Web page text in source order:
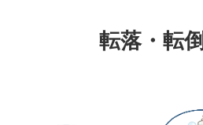
転落・転倒